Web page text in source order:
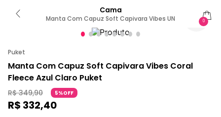
Cama
Manta Com Capuz Soft Capivara Vibes UN 0
Puket
Manta Com Capuz Soft Capivara Vibes Coral
Fleece Azul Claro Puket
R$ 349,90 5%OFF
R$ 332,40